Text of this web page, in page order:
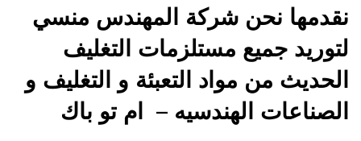
نقدمها نحن شركة المهندس منسي
لتوريد جميع مستلزمات التغليف
الحديث من مواد التعبئة و التغليف و
الصناعات الهندسيه – ام تو باك